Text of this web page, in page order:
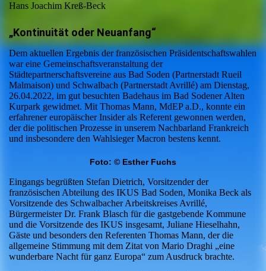
Hans Joachim Kreß-Beck
„Kontinuität oder Neuanfang“
Dem aktuellen Ergebnis der französischen Präsidentschaftswahlen
war eine Gemeinschaftsveranstaltung der
Städtepartnerschaftsvereine aus Bad Soden (Partnerstadt Rueil
Malmaison) und Schwalbach (Partnerstadt Avrillé) am Dienstag,
26.04.2022, im gut besuchten Badehaus im Bad Sodener Alten
Kurpark gewidmet. Mit Thomas Mann, MdEP a.D., konnte ein
erfahrener europäischer Insider als Referent gewonnen werden,
der die politischen Prozesse in unserem Nachbarland Frankreich
und insbesondere den Wahlsieger Macron bestens kennt.
Foto: © Esther Fuchs
Eingangs begrüßten Stefan Dietrich, Vorsitzender der
französischen Abteilung des IKUS Bad Soden, Monika Beck als
Vorsitzende des Schwalbacher Arbeitskreises Avrillé,
Bürgermeister Dr. Frank Blasch für die gastgebende Kommune
und die Vorsitzende des IKUS insgesamt, Juliane Hieselhahn,
Gäste und besonders den Referenten Thomas Mann, der die
allgemeine Stimmung mit dem Zitat von Mario Draghi „eine
wunderbare Nacht für ganz Europa“ zum Ausdruck brachte.